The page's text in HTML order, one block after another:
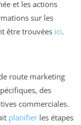
et les actions
sur les
être trouvées ici.
route marketing
des
commerciales.
planifier les étapes